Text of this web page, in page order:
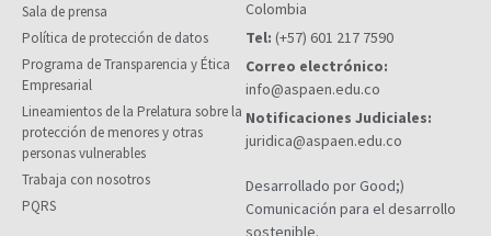
Sala de prensa
Política de protección de datos
Programa de Transparencia y Ética
Empresarial
Lineamientos de la Prelatura sobre la
protección de menores y otras
personas vulnerables
Trabaja con nosotros
PQRS
Colombia
Tel: (+57) 601 217 7590
Correo electrónico:
info@aspaen.edu.co
Notificaciones Judiciales:
juridica@aspaen.edu.co
Desarrollado por Good;)
Comunicación para el desarrollo
sostenible.